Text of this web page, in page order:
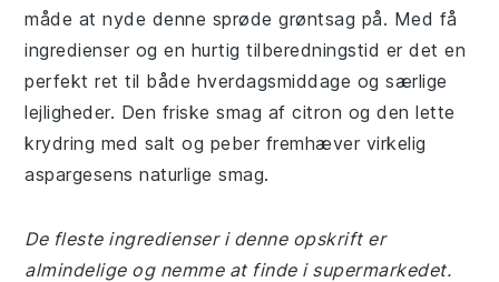
måde at nyde denne sprøde grøntsag på. Med få
ingredienser og en hurtig tilberedningstid er det en
perfekt ret til både hverdagsmiddage og særlige
lejligheder. Den friske smag af citron og den lette
krydring med salt og peber fremhæver virkelig
aspargesens naturlige smag.
De fleste ingredienser i denne opskrift er
almindelige og nemme at finde i supermarkedet.